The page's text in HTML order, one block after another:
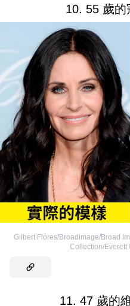
10. 55 歲的
Gilbert Flores/Broadimage/Broad
Collection/Everett
11. 47 歲的